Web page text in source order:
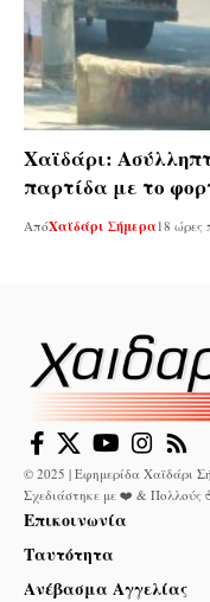
Χαϊδάρι:
παρτίδα με το
ΑπόΧαϊδάρι Σήμερα18 ώρες
© 2025 | Εφημερίδα Χαϊδάρι
Σχεδιάστηκε με ❤️ & Πολλούς
Επικοινωνία
Ταυτότητα
Ανέβασμα Αγγελίας